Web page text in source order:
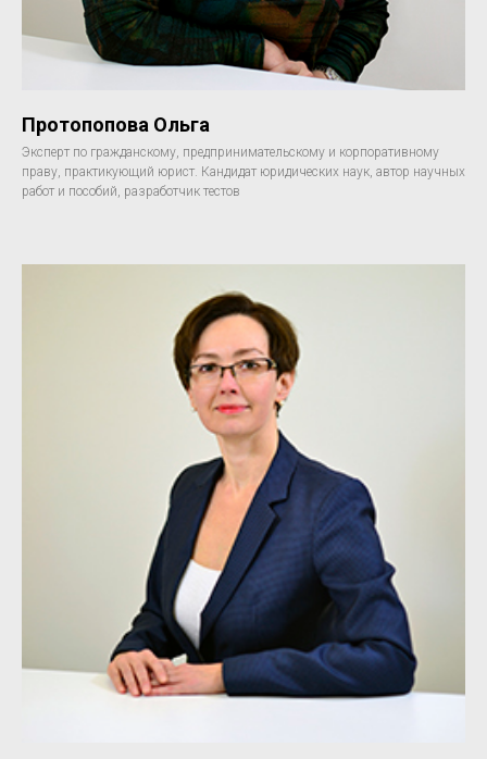
Протопопова Ольга
Эксперт по гражданскому, предпринимательскому и корпоративному
праву, практикующий юрист. Кандидат юридических наук, автор научных
работ и пособий, разработчик тестов